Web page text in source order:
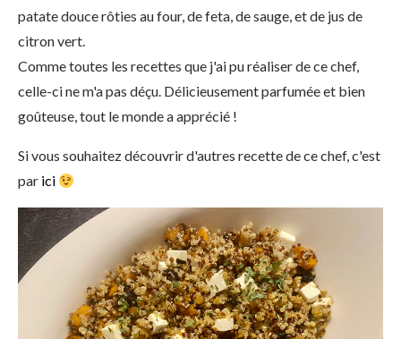
patate douce rôties au four, de feta, de sauge, et de jus de
citron vert.
Comme toutes les recettes que j'ai pu réaliser de ce chef,
celle-ci ne m'a pas déçu. Délicieusement parfumée et bien
goûteuse, tout le monde a apprécié !
Si vous souhaitez découvrir d'autres recette de ce chef, c'est
par ici